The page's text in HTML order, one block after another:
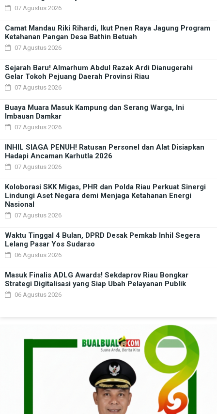
07 Agustus 2026
Camat Mandau Riki Rihardi, Ikut Pnen Raya Jagung Program
Ketahanan Pangan Desa Bathin Betuah
07 Agustus 2026
Sejarah Baru! Almarhum Abdul Razak Ardi Dianugerahi
Gelar Tokoh Pejuang Daerah Provinsi Riau
07 Agustus 2026
Buaya Muara Masuk Kampung dan Serang Warga, Ini
Imbauan Damkar
07 Agustus 2026
INHIL SIAGA PENUH! Ratusan Personel dan Alat Disiapkan
Hadapi Ancaman Karhutla 2026
07 Agustus 2026
Koloborasi SKK Migas, PHR dan Polda Riau Perkuat Sinergi
Lindungi Aset Negara demi Menjaga Ketahanan Energi
Nasional
07 Agustus 2026
Waktu Tinggal 4 Bulan, DPRD Desak Pemkab Inhil Segera
Lelang Pasar Yos Sudarso
06 Agustus 2026
Masuk Finalis ADLG Awards! Sekdaprov Riau Bongkar
Strategi Digitalisasi yang Siap Ubah Pelayanan Publik
06 Agustus 2026